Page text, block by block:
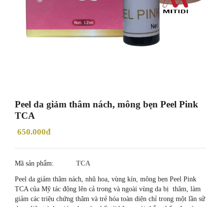
Peel da giảm thâm nách, mông bẹn Peel Pink
TCA
650.000đ
Mã sản phẩm:
TCA
Peel da giảm thâm nách, nhũ hoa, vùng kín, mông bẹn Peel Pink
TCA của Mỹ tác động lên cả trong và ngoài vùng da bị thâm, làm
giảm các triệu chứng thâm và trẻ hóa toàn diện chỉ trong một lần sử